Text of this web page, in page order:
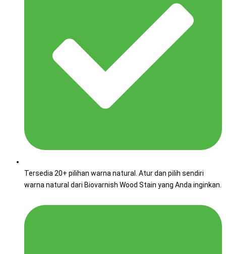
Tersedia 20+ pilihan warna natural. Atur dan pilih sendiri
warna natural dari Biovarnish Wood Stain yang Anda inginkan.